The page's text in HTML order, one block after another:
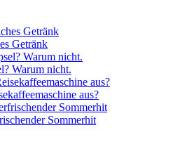
Getränk
Warum nicht.
aus?
Sommerhit